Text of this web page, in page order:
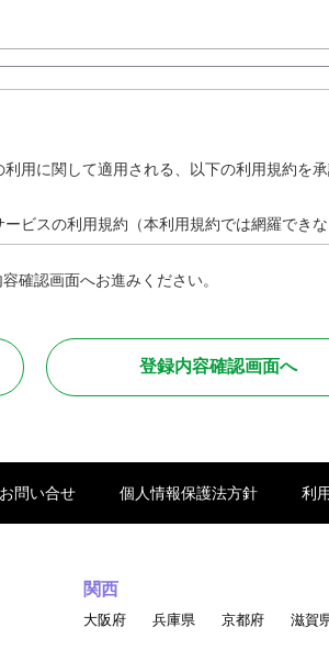
用に関して適用される、以下の利用規約を承
ビスの利用規約（本利用規約では網羅でき
を行って頂くために、以下に定める行為を禁
利を侵害する行為
確認画面へお進みください。
お問い合せ 個人情報保護法方針 利
関西
大阪府 兵庫県 京都府 滋賀